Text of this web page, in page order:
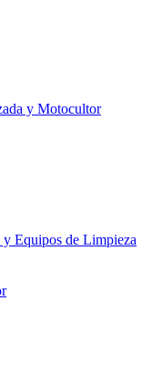
y Motocultor
Equipos de Limpieza